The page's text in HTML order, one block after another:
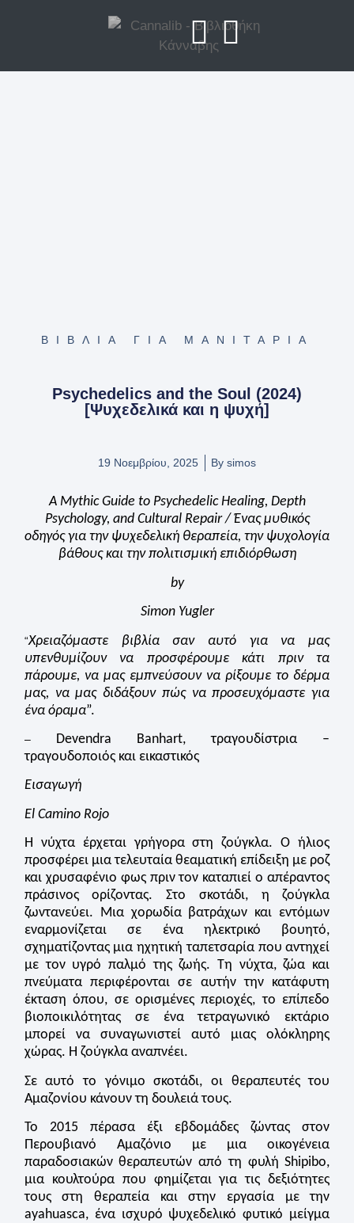
ΒΙΒΛΊΑ ΓΙΑ ΜΑΝΙΤΆΡΙΑ
Psychedelics and the Soul (2024)
[Ψυχεδελικά και η ψυχή]
19 Νοεμβρίου, 2025 By simos
A Mythic Guide to Psychedelic Healing, Depth
Psychology, and Cultural Repair / Ένας μυθικός
οδηγός για την ψυχεδελική θεραπεία, την ψυχολογία
βάθους και τηνπολιτισμικήεπιδιόρθωση
by
Simon Yugler
“Χρειαζόμαστε βιβλία σαν αυτό για να μας
υπενθυμίζουν να προσφέρουμε κάτι πριν τα
πάρουμε, να μας εμπνεύσουν να ρίξουμε το δέρμα
μας, να μας διδάξουν πώς να προσευχόμαστε για
ένα όραμα”.
– Devendra Banhart, τραγουδίστρια –
τραγουδοποιός και εικαστικός
Εισαγωγή
El Camino Rojo
Η νύχτα έρχεται γρήγορα στη ζούγκλα. Ο ήλιος
προσφέρει μια τελευταία θεαματική επίδειξη με ροζ
και χρυσαφένιο φως πριν τον καταπιεί ο απέραντος
πράσινος ορίζοντας. Στο σκοτάδι, η ζούγκλα
ζωντανεύει. Μια χορωδία βατράχων και εντόμων
εναρμονίζεται σε ένα ηλεκτρικό βουητό,
σχηματίζοντας μια ηχητική ταπετσαρία που αντηχεί
με τον υγρό παλμό της ζωής. Τη νύχτα, ζώα και
πνεύματα περιφέρονται σε αυτήν την κατάφυτη
έκταση όπου, σε ορισμένες περιοχές, το επίπεδο
βιοποικιλότητας σε ένα τετραγωνικό εκτάριο
μπορεί να συναγωνιστεί αυτό μιας ολόκληρης
χώρας. Η ζούγκλα αναπνέει.
Σε αυτό το γόνιμο σκοτάδι, οι θεραπευτές του
Αμαζονίου κάνουν τη δουλειά τους.
Το 2015 πέρασα έξι εβδομάδες ζώντας στον
Περουβιανό Αμαζόνιο με μια οικογένεια
παραδοσιακών θεραπευτών από τη φυλή Shipibo,
μια κουλτούρα που φημίζεται για τις δεξιότητες
τους στη θεραπεία και στην εργασία με την
ayahuasca, ένα ισχυρό ψυχεδελικό φυτικό μείγμα